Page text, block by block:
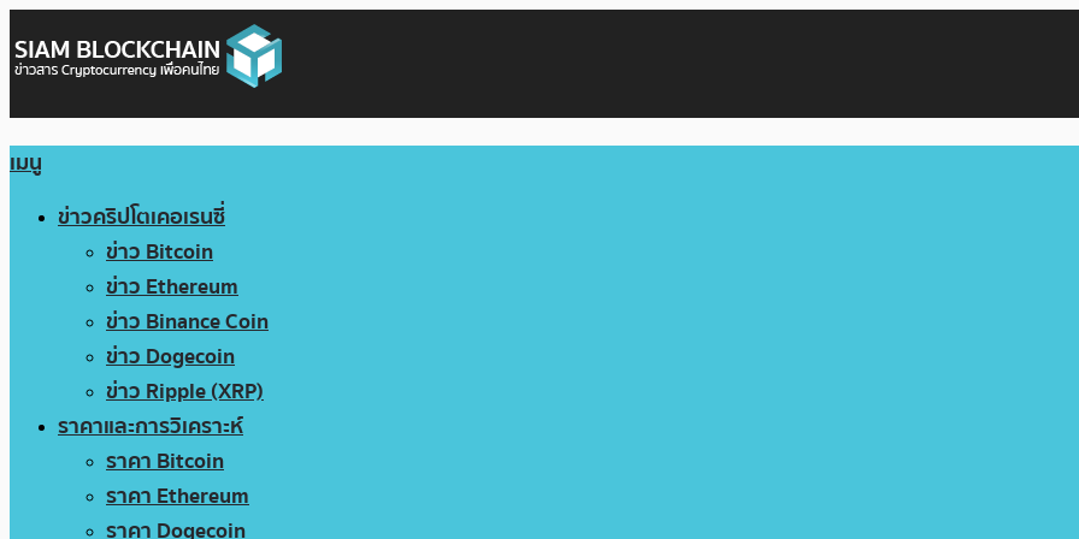
เมนู
ข่าวคริปโตเคอเรนซี่
ข่าว Bitcoin
ข่าว Ethereum
ข่าว Binance Coin
ข่าว Dogecoin
ข่าว Ripple (XRP)
ราคาและการวิเคราะห์
ราคา Bitcoin
ราคา Ethereum
ราคา Dogecoin